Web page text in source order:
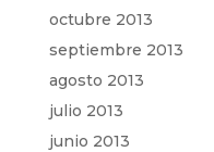
octubre 2013
septiembre 2013
agosto 2013
julio 2013
junio 2013